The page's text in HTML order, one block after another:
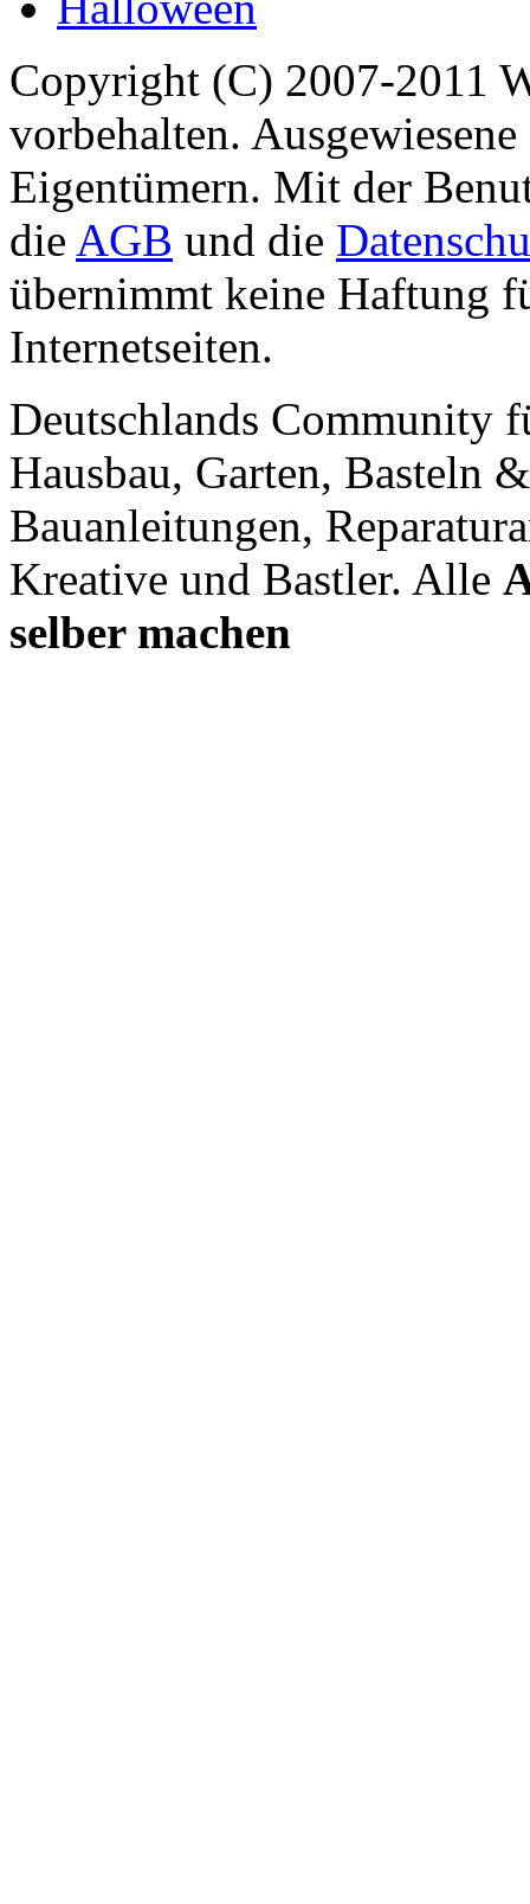
Copyright (C) 2007-2011
vorbehalten.
Eigentümern. Mit der
die AGB und die
übernimmt keine Haftung
Internetseiten.
Deutschlands Community
Hausbau, Garten, Basteln
Bauanleitungen,
Kreative und Bastler. Alle
selber machen